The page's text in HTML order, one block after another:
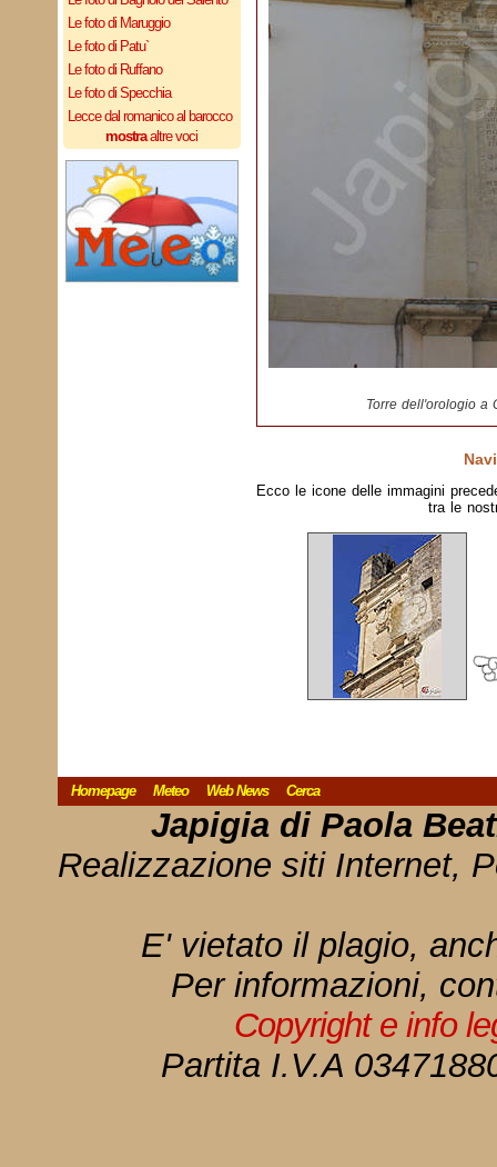
Le foto di Maruggio
Le foto di Patu`
Le foto di Ruffano
Le foto di Specchia
Lecce dal romanico al barocco
mostraaltre voci
Torre dell'orologio a
Ecco le icone delle immagini
tra le
Homepage Meteo Web News Cerca
Japigia di Paola
Realizzazione siti Internet,
E' vietato il plagio,
Per informazioni,
Copyright e info
Partita I.V.A